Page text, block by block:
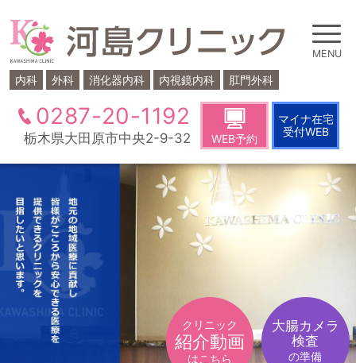
内科 外科 消化器内科 内視鏡内科 肛門外科
0287-20-1192
栃木県大田原市中央2-9-32 WEB予約
マイナ在宅
受付WEB
クリニック
紹介動画
はこちら
大腸カメラ
検査
の準備